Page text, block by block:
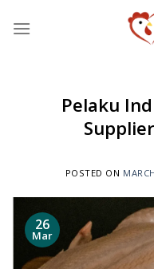
Pelaku
POSTED ON
26
Mar